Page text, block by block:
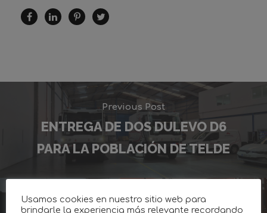
Previous Post
ENTREGA DE DOS DULEVO D6
PARA LA POBLACIÓN DE TELDE
Next Post
Usamos cookies en nuestro sitio web para
brindarle la experiencia más relevante recordando